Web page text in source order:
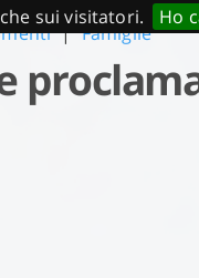
sui visitatori. Ho
| Famiglie